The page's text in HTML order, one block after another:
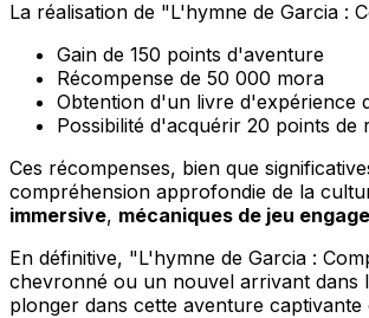
La réalisation de "L'hymne de Garcia :
Gain de 150 points d'aventure
Récompense de 50 000 mora
Obtention d'un livre d'expérience
Possibilité d'acquérir 20 points
Ces récompenses, bien que
compréhension approfondie de la
immersive, mécaniques de jeu
En définitive, "L'hymne de Garcia :
chevronné ou un nouvel arrivant dans
plonger dans cette aventure